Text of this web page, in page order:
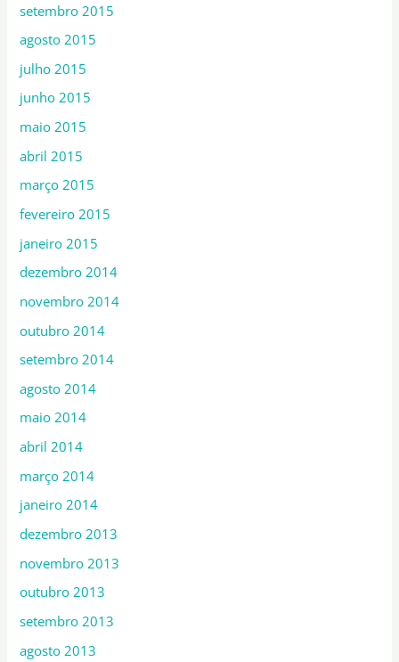
setembro 2015
agosto 2015
julho 2015
junho 2015
maio 2015
abril 2015
março 2015
fevereiro 2015
janeiro 2015
dezembro 2014
novembro 2014
outubro 2014
setembro 2014
agosto 2014
maio 2014
abril 2014
março 2014
janeiro 2014
dezembro 2013
novembro 2013
outubro 2013
setembro 2013
agosto 2013